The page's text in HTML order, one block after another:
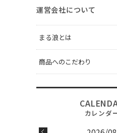
運営会社について
まる浪とは
商品へのこだわり